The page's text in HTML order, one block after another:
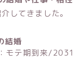
してきました。
結婚
モテ期到来/2031